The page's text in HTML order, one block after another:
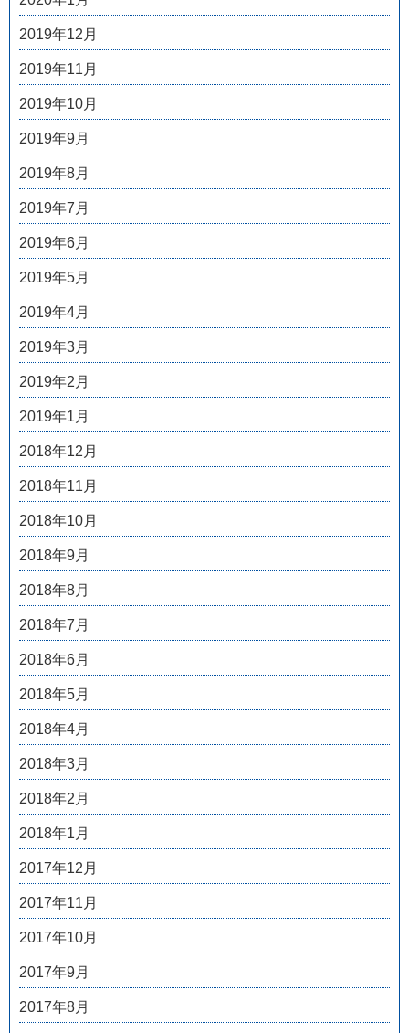
2019年12月
2019年11月
2019年10月
2019年9月
2019年8月
2019年7月
2019年6月
2019年5月
2019年4月
2019年3月
2019年2月
2019年1月
2018年12月
2018年11月
2018年10月
2018年9月
2018年8月
2018年7月
2018年6月
2018年5月
2018年4月
2018年3月
2018年2月
2018年1月
2017年12月
2017年11月
2017年10月
2017年9月
2017年8月